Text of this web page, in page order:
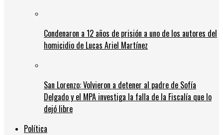
Condenaron a 12 años de prisión a uno de los autores del
homicidio de Lucas Ariel Martínez
San Lorenzo: Volvieron a detener al padre de Sofía
Delgado y el MPA investiga la falla de la Fiscalía que lo
dejó libre
Política